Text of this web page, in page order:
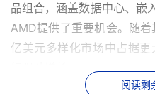
品组合，涵盖数据中心、嵌
AMD提供了重要机会。随
亿美元多样化市场中占据
阅读剩